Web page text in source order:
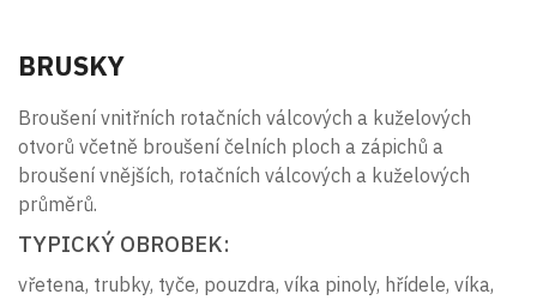
BRUSKY
Broušení vnitřních rotačních válcových a kuželových
otvorů včetně broušení čelních ploch a zápichů a
broušení vnějších, rotačních válcových a kuželových
průměrů.
TYPICKÝ OBROBEK:
vřetena, trubky, tyče, pouzdra, víka pinoly, hřídele, víka,